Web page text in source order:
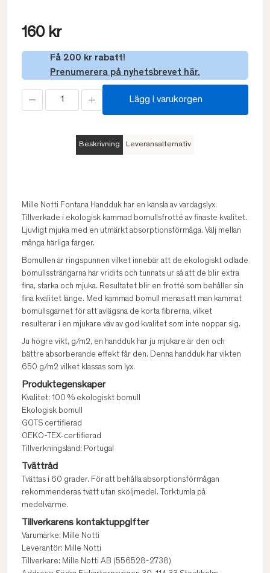
160 kr
Få 200 kr rabatt!
Prenumerera på nyhetsbrevet här.
Lägg i varukorgen
Beskrivning Leveransalternativ
Mille Notti Fontana Handduk har en känsla av vardagslyx.
Tillverkade i ekologisk kammad bomullsfrotté av finaste kvalitet.
Ljuvligt mjuka med en utmärkt absorptionsförmåga. Välj mellan
många härliga färger.
Bomullen är ringspunnen vilket innebär att de ekologiskt odlade
bomullssträngarna har vridits och tunnats ur så att de blir extra
fina, starka och mjuka. Resultatet blir en frotté som behåller sin
fina kvalitet länge. Med kammad bomull menas att man kammat
bomullsgarnet för att avlägsna de korta fibrerna, vilket
resulterar i en mjukare väv av god kvalitet som inte noppar sig.
Ju högre vikt, g/m2, en handduk har ju mjukare är den och
bättre absorberande effekt får den. Denna handduk har vikten
650 g/m2 vilket klassas som lyx.
Produktegenskaper
Kvalitet: 100 % ekologiskt bomull
Ekologisk bomull
GOTS certifierad
OEKO-TEX-certifierad
Tillverkningsland: Portugal
Tvättråd
Tvättas i 60 grader. För att behålla absorptionsförmågan
rekommenderas tvätt utan sköljmedel. Torktumla på
medelvärme.
Tillverkarens kontaktuppgifter
Varumärke: Mille Notti
Leverantör: Mille Notti
Tillverkare: Mille Notti AB (556528-2738)